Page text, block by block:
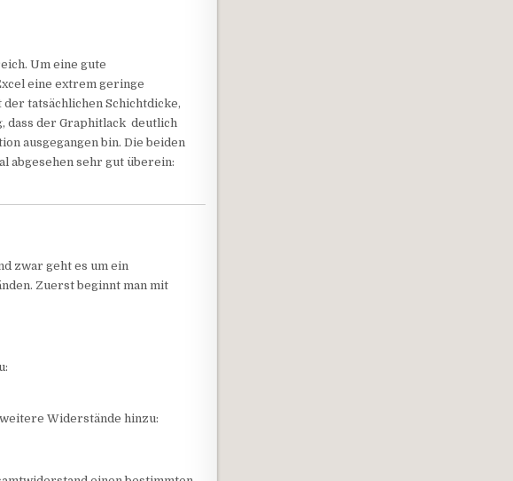
Um eine gute
eine extrem geringe
tatsächlichen Schichtdicke,
dass der Graphitlack deutlich
ausgegangen bin. Die beiden
abgesehen sehr gut überein:
zwar geht es um ein
Zuerst beginnt man mit
Widerstände hinzu: